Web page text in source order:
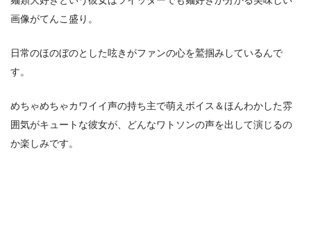
画像がてんこ盛り。
日常のほのぼのとした呟きがファンの心を鷲掴みしているんで
す。
めちゃめちゃカワイイ声の持ち主で萌えボイス＆ほんわかした雰
囲気がキュートな彼女が、どんなワトソンの声を出して演じるの
か楽しみです。